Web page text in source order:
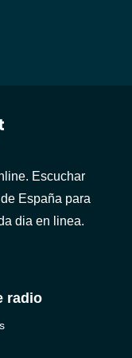
Escuchar
España para
dia en linea.
radio